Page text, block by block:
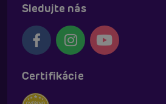
Sledujte nás
Certifikácie